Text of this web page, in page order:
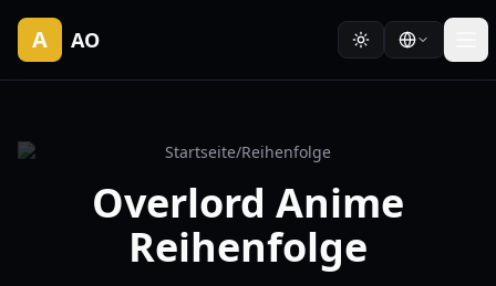
A AO
Startseite/Reihenfolge
Overlord Anime
Reihenfolge